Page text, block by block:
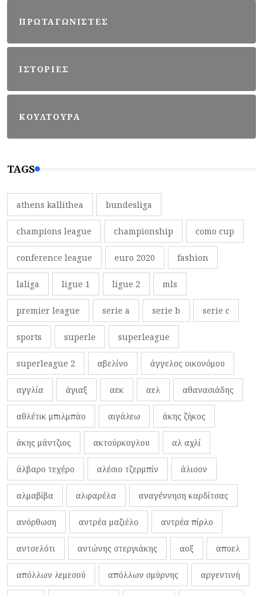
ΠΡΩΤΑΓΩΝΙΣΤΕΣ
ΙΣΤΟΡΙΕΣ
ΚΟΥΛΤΟΥΡΑ
TAGS
athens kallithea bundesliga
champions league championship como cup
conference league euro 2020 fashion
laliga ligue 1 ligue 2 mls
premier league serie a serie b serie c
sports superle superleague
superleague 2 αβελίνο άγγελος οικονόμου
αγγλία άγιαξ αεκ αελ αθανασιάδης
αθλέτικ μπιλμπάο αιγάλεω άκης ζήκος
άκης μάντζιος ακτούρκογλου αλ αχλί
άλβαρο τεχέρο αλέσιο τζερμπίν άλισον
αλμαβίβα αλφαρέλα αναγέννηση καρδίτσας
ανόρθωση αντρέα μαζιέλο αντρέα πίρλο
αντσελότι αντώνης στεργιάκης αοξ αποελ
απόλλων λεμεσού απόλλων σμύρνης αργεντινή